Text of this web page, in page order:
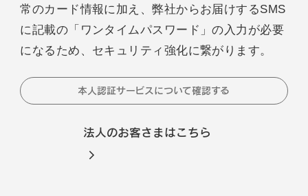
常のカード情報に加え、弊社からお届けするSMS
に記載の「ワンタイムパスワード」の入力が必要
になるため、セキュリティ強化に繋がります。
本人認証サービスについて確認する
法人のお客さまはこちら